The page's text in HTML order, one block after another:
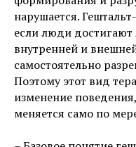
нарушается.
если люди достигают
внутренней и
самостоятельно
Поэтому этот вид
изменение
меняется само по